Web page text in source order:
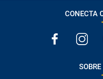
CONECTA